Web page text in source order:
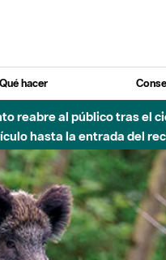
Qué hacer
reabre al público tras el
hasta la entrada del